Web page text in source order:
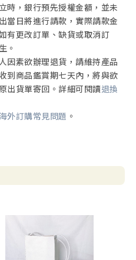
時，銀行預先授權金額，並未
當日將進行請款，實際請款金
有更改訂單、缺貨或取消訂
。
因素欲辦理退貨，請維持產品
到商品鑑賞期七天內，將與欲
出貨單寄回。詳細可閱讀退換
外訂購常見問題 。